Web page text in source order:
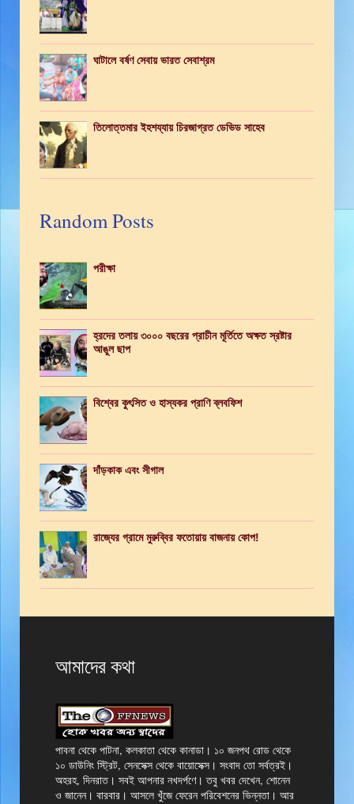
ঘাটালে বর্ষণ সেবায় ভারত সেবাশ্রম
তিলোত্তমার ইহশয্যায় চিরজাগ্রত ডেভিড সাহেব
Random Posts
পরীক্ষা
হ্রদের তলায় ৩০০০ বছরের প্রাচীন মূর্তিতে অক্ষত স্রষ্টার
আঙুল ছাপ
বিশ্বের কুৎসিত ও হাস্যকর প্রাণি ব্লবফিশ
দাঁড়কাক এবং সীগাল
রাজ্যের গ্রামে মুরুব্বির ফতোয়ায় বাজনায় কোপ!
আমাদের কথা
পাবনা থেকে পাটনা, কলকাতা থেকে কানাডা। ১০ জনপথ রোড থেকে
১০ ডাউনিং স্ট্রিট, সেনসেক্স থেকে বায়োসেক্স। সংবাদ তো সর্বত্রই।
অহরহ, দিনরাত। সবই আপনার নখদর্পণে। তবু খবর দেখেন, শোনেন
ও জানেন। বারবার। আসলে খুঁজে ফেরেন পরিবেশনের ভিন্নতা। আর